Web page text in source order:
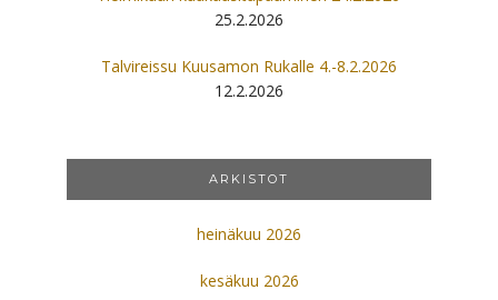
25.2.2026
Talvireissu Kuusamon Rukalle 4.-8.2.2026
12.2.2026
ARKISTOT
heinäkuu 2026
kesäkuu 2026